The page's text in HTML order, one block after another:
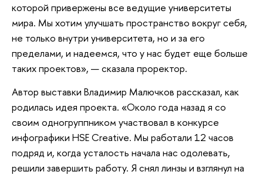
которой привержены все ведущие университеты
мира. Мы хотим улучшать пространство вокруг себя,
не только внутри университета, но и за его
пределами, и надеемся, что у нас будет еще больше
таких проектов», — сказала проректор.
Автор выставки Владимир Малючков рассказал, как
родилась идея проекта. «Около года назад я со
своим одногруппником участвовал в конкурсе
инфографики HSE Creative. Мы работали 12 часов
подряд и, когда усталость начала нас одолевать,
решили завершить работу. Я снял линзы и взглянул на